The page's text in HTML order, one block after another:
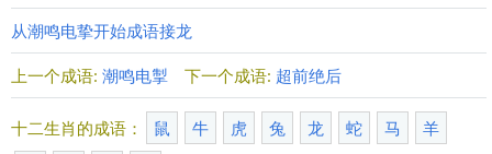
从潮鸣电挚开始成语接龙
上一个成语: 潮鸣电掣 下一个成语: 超前绝后
十二生肖的成语： 鼠 牛 虎 兔 龙 蛇 马
羊